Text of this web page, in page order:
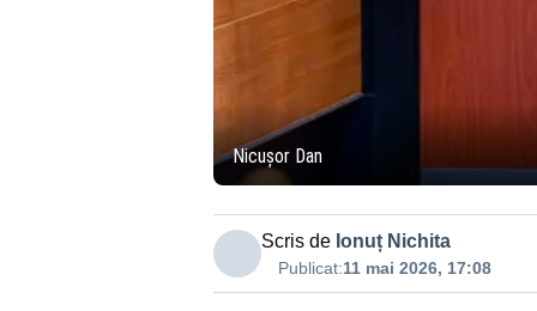
Nicușor Dan
Scris de Ionuț Nichita
Publicat:11 mai 2026, 17:08